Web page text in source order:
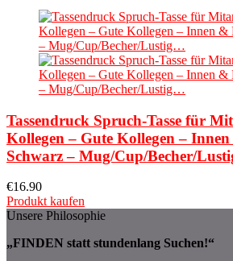
Tassendruck Spruch-Tasse für
Kollegen – Gute Kollegen –
Schwarz – Mug/Cup/Becher/
€16.90
Produkt kaufen
Unsere Philosophie
„FINDEN statt stundenlang Suchen!“